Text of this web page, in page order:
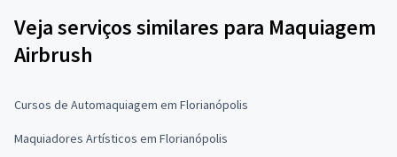
Veja serviços similares para Maquiagem
Airbrush
Cursos de Automaquiagem em Florianópolis
Maquiadores Artísticos em Florianópolis